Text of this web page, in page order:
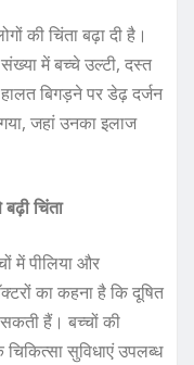
की चिंता बढ़ा दी है।
में बच्चे उल्टी, दस्त
बिगड़ने पर डेढ़ दर्जन
जहां उनका इलाज
चिंता
में पीलिया और
का कहना है कि दूषित
हैं। बच्चों की
सुविधाएं उपलब्ध